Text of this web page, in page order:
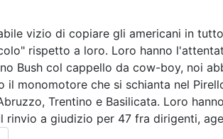
vizio di copiare gli americani in
rispetto a loro. Loro hanno
Bush col cappello da cow-boy, noi
monomotore che si schianta nel
Trentino e Basilicata. Loro
a giudizio per 47 fra dirigenti,